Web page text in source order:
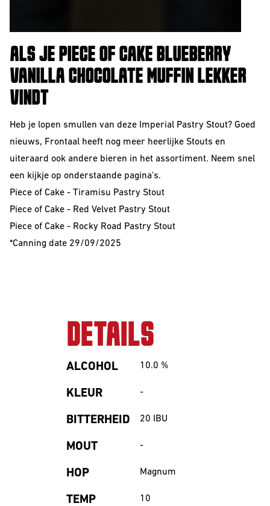
ALS JE PIECE OF CAKE BLUEBERRY
VANILLA CHOCOLATE MUFFIN LEKKER
VINDT
Heb je lopen smullen van deze Imperial Pastry Stout? Goed
nieuws, Frontaal heeft nog meer heerlijke Stouts en
uiteraard ook andere bieren in het assortiment. Neem snel
een kijkje op onderstaande pagina's.
Piece of Cake - Tiramisu Pastry Stout
Piece of Cake - Red Velvet Pastry Stout
Piece of Cake - Rocky Road Pastry Stout
*Canning date 29/09/2025
DETAILS
ALCOHOL 10.0 %
KLEUR -
BITTERHEID 20 IBU
MOUT -
HOP Magnum
TEMP 10